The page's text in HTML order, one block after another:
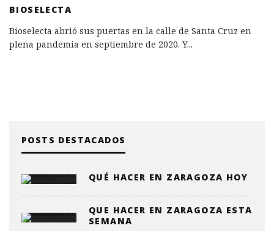
BIOSELECTA
Bioselecta abrió sus puertas en la calle de Santa Cruz en
plena pandemia en septiembre de 2020. Y...
POSTS DESTACADOS
QUÉ HACER EN ZARAGOZA HOY
QUE HACER EN ZARAGOZA ESTA
SEMANA